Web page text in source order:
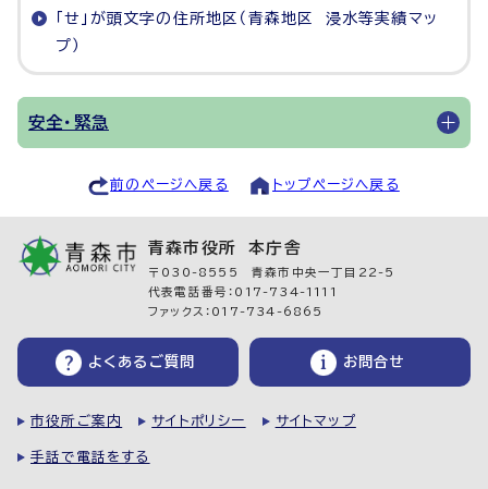
「せ」が頭文字の住所地区（青森地区 浸水等実績マッ
プ）
安全・緊急
前のページへ戻る トップページへ戻る
青森市役所 本庁舎
〒030-8555 青森市中央一丁目22-5
代表電話番号：017-734-1111
ファックス：017-734-6865
よくあるご質問 お問合せ
市役所ご案内 サイトポリシー サイトマップ
手話で電話をする